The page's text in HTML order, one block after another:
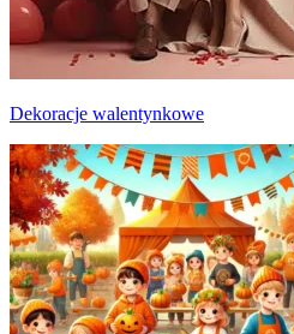
Dekoracje walentynkowe